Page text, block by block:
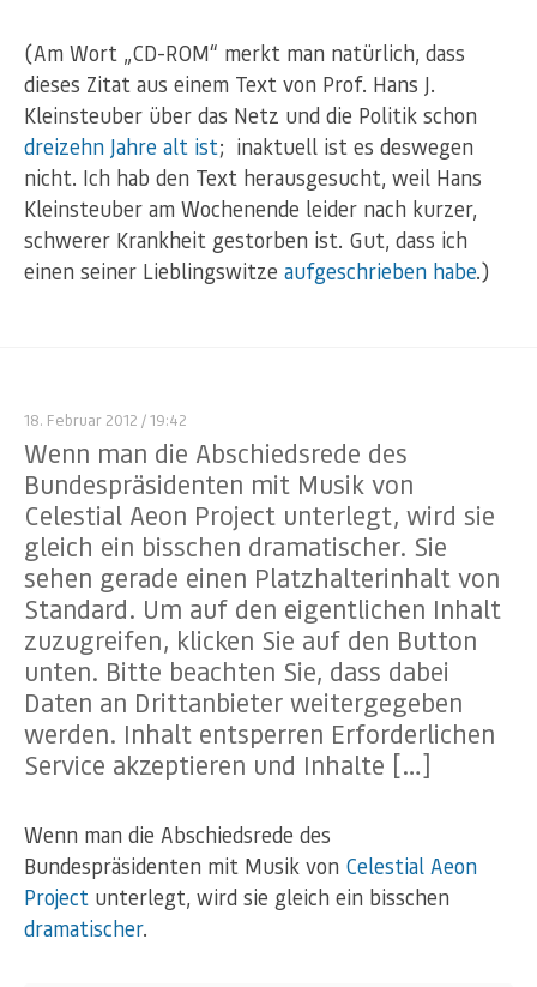
(Am Wort „CD-ROM“ merkt man natürlich, dass
dieses Zitat aus einem Text von Prof. Hans J.
Kleinsteuber über das Netz und die Politik schon
dreizehn Jahre alt ist; inaktuell ist es deswegen
nicht. Ich hab den Text herausgesucht, weil Hans
Kleinsteuber am Wochenende leider nach kurzer,
schwerer Krankheit gestorben ist. Gut, dass ich
einen seiner Lieblingswitze aufgeschrieben habe.)
18. Februar 2012 / 19:42
Wenn man die Abschiedsrede des
Bundespräsidenten mit Musik von
Celestial Aeon Project unterlegt, wird sie
gleich ein bisschen dramatischer. Sie
sehen gerade einen Platzhalterinhalt von
Standard. Um auf den eigentlichen Inhalt
zuzugreifen, klicken Sie auf den Button
unten. Bitte beachten Sie, dass dabei
Daten an Drittanbieter weitergegeben
werden. Inhalt entsperren Erforderlichen
Service akzeptieren und Inhalte […]
Wenn man die Abschiedsrede des
Bundespräsidenten mit Musik von Celestial Aeon
Project unterlegt, wird sie gleich ein bisschen
dramatischer.